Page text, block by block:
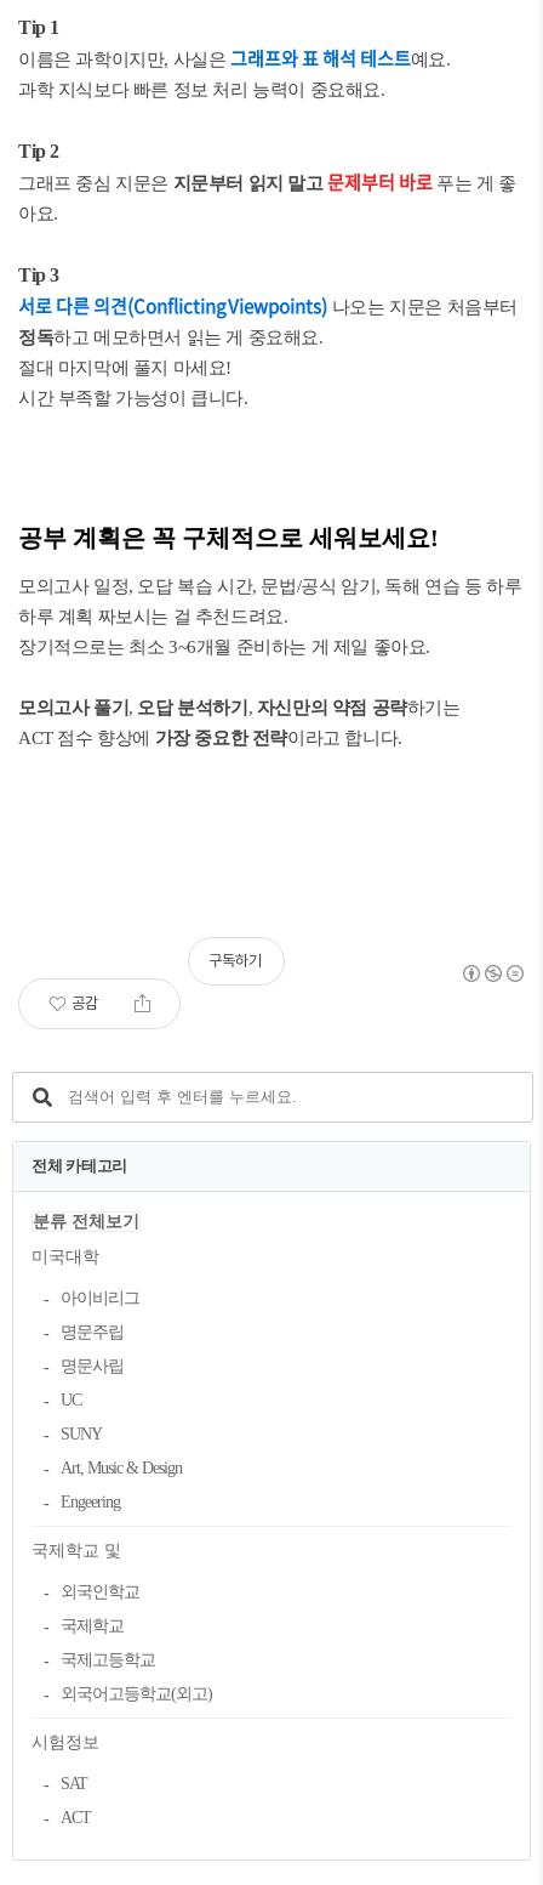
Tip 1
이름은 과학이지만, 사실은 그래프와 표 해석 테스트예요.
과학 지식보다 빠른 정보 처리 능력이 중요해요.
Tip 2
그래프 중심 지문은 지문부터 읽지 말고문제부터 바로 푸는 게 좋
아요.
Tip 3
서로 다른 의견(Conflicting Viewpoints) 나오는 지문은 처음부터
정독하고 메모하면서 읽는 게 중요해요.
절대 마지막에 풀지 마세요!
시간 부족할 가능성이 큽니다.
공부 계획은 꼭 구체적으로 세워보세요!
모의고사 일정, 오답 복습 시간, 문법/공식 암기, 독해 연습 등 하루
하루 계획 짜보시는 걸 추천드려요.
장기적으로는 최소 3~6개월 준비하는 게 제일 좋아요.
모의고사 풀기 , 오답 분석하기 , 자신만의 약점 공략하기는
ACT 점수 향상에
가장 중요한 전략이라고 합니다.
공감
구독하기
전체 카테고리
분류 전체보기
미국대학
아이비리그
명문주립
명문사립
UC
SUNY
Art, Music & Design
Engeering
국제학교 및
외국인학교
국제학교
국제고등학교
외국어고등학교(외고)
시험정보
SAT
ACT